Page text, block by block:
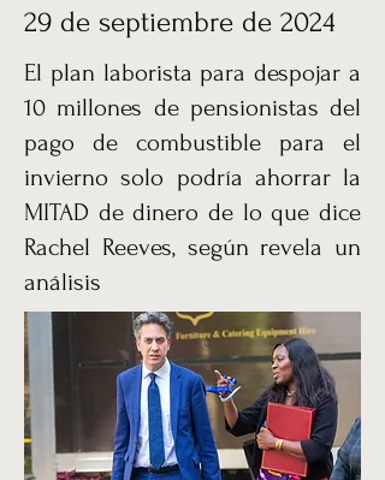
29 de septiembre de 2024
El plan laborista para despojar a
10 millones de pensionistas del
pago de combustible para el
invierno solo podría ahorrar la
MITAD de dinero de lo que dice
Rachel Reeves, según revela un
análisis